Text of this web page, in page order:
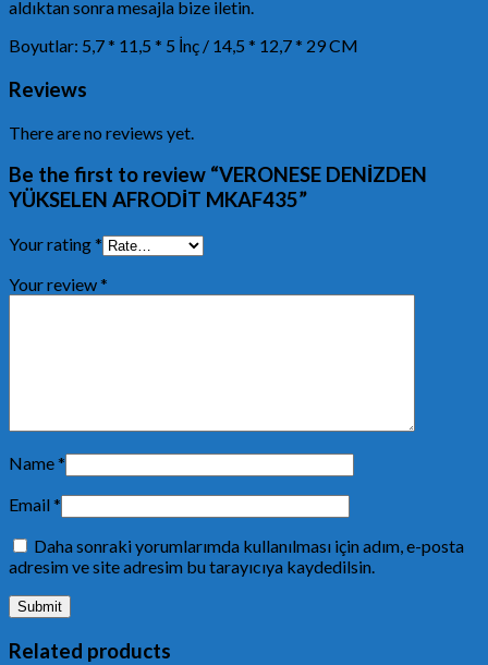
aldıktan sonra mesajla bize iletin.
Boyutlar: 5,7 * 11,5 * 5 İnç / 14,5 * 12,7 * 29 CM
Reviews
There are no reviews yet.
Be the first to review “VERONESE DENİZDEN
YÜKSELEN AFRODİT MKAF435”
Your rating*
Your review*
Name*
Email*
Daha sonraki yorumlarımda kullanılması için adım, e-posta
adresim ve site adresim bu tarayıcıya kaydedilsin.
Related products